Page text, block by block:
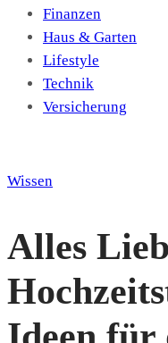
Finanzen
Haus & Garten
Lifestyle
Technik
Versicherung
Wissen
Alles